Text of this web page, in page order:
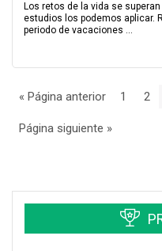
Los retos de la vida se
estudios los podemos aplicar.
periodo de vacaciones ...
« Página anterior 1 2
Página siguiente »